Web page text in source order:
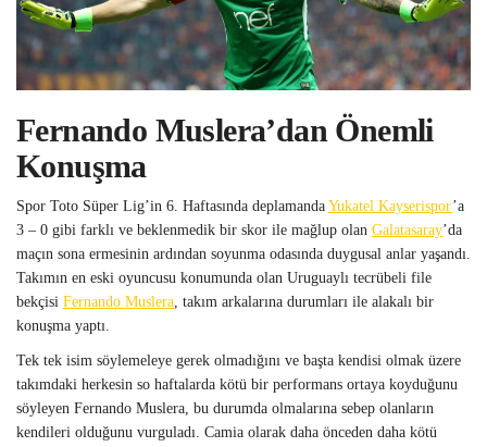
Fernando Muslera’dan Önemli
Konuşma
Spor Toto Süper Lig’in 6. Haftasında deplamanda Yukatel Kayserispor’a
3 – 0 gibi farklı ve beklenmedik bir skor ile mağlup olan Galatasaray’da
maçın sona ermesinin ardından soyunma odasında duygusal anlar yaşandı.
Takımın en eski oyuncusu konumunda olan Uruguaylı tecrübeli file
bekçisi Fernando Muslera, takım arkalarına durumları ile alakalı bir
konuşma yaptı.
Tek tek isim söylemeleye gerek olmadığını ve başta kendisi olmak üzere
takımdaki herkesin so haftalarda kötü bir performans ortaya koyduğunu
söyleyen Fernando Muslera, bu durumda olmalarına sebep olanların
kendileri olduğunu vurguladı. Camia olarak daha önceden daha kötü